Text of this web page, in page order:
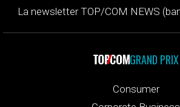
La newsletter TOP/COM NEWS
GRAND PRIX
Consumer